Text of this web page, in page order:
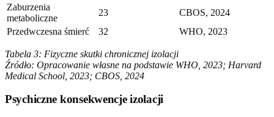
Zaburzenia
metaboliczne
23
CBOS, 2024
Przedwczesna śmierć
32 WHO, 2023
Tabela 3: Fizyczne skutki chronicznej izolacji
Źródło: Opracowanie własne na podstawie WHO, 2023; Harvard
Medical School, 2023; CBOS, 2024
Psychiczne konsekwencje izolacji